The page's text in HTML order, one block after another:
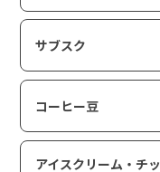
サブスク
コーヒー豆
アイスクリーム・チッ